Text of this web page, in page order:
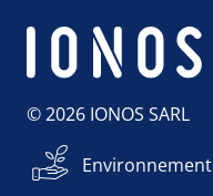
© 2026 IONOS SARL
Environnement